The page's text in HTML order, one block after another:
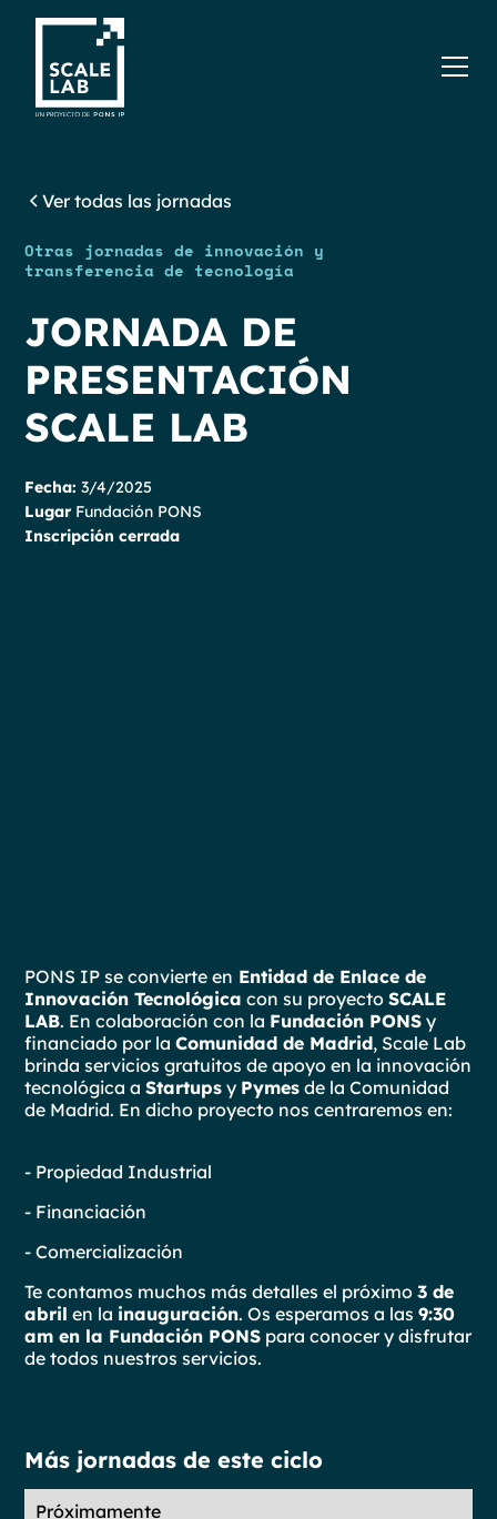
Ver todas las jornadas
Otras jornadas de innovación y
transferencia de tecnología
JORNADA DE
PRESENTACIÓN
SCALE LAB
Fecha: 3/4/2025
Lugar Fundación PONS
Inscripción cerrada
Más jornadas de este ciclo
Próximamente
PONS IP se convierte en Entidad de Enlace de
Innovación Tecnológica con su proyectoSCALE
LAB. En colaboración con la Fundación PONS y
financiado por laComunidad de Madrid, Scale Lab
brinda servicios gratuitos de apoyo en la innovación
tecnológica aStartups y Pymes de la Comunidad
de Madrid. En dicho proyecto nos centraremos en:
- Propiedad Industrial
- Financiación
- Comercialización
Te contamos muchos más detalles el próximo3 de
abril en la inauguración. Os esperamos a las9:30
am en la Fundación PONS para conocer y disfrutar
de todos nuestros servicios.